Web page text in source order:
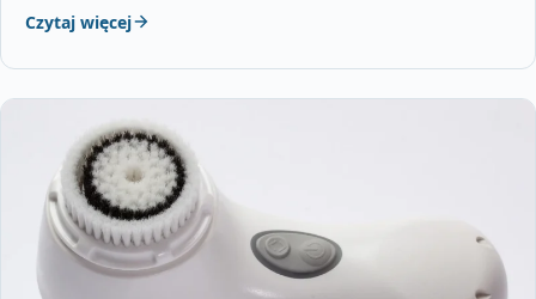
Czytaj więcej